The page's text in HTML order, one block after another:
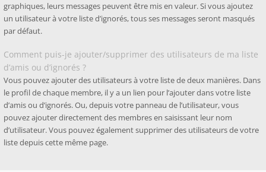
graphiques, leurs messages peuvent être mis en valeur. Si vous ajoutez
un utilisateur à votre liste d’ignorés, tous ses messages seront masqués
par défaut.
Comment puis-je ajouter/supprimer des utilisateurs de ma liste
d’amis ou d’ignorés ?
Vous pouvez ajouter des utilisateurs à votre liste de deux manières. Dans
le profil de chaque membre, il y a un lien pour l’ajouter dans votre liste
d’amis ou d’ignorés. Ou, depuis votre panneau de l’utilisateur, vous
pouvez ajouter directement des membres en saisissant leur nom
d’utilisateur. Vous pouvez également supprimer des utilisateurs de votre
liste depuis cette même page.